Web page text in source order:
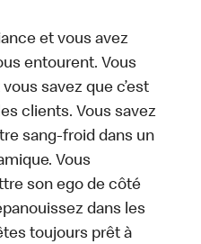
et vous avez
entourent. Vous
savez que c’est
clients. Vous savez
sang-froid dans un
Vous
son ego de côté
dans les
toujours prêt à